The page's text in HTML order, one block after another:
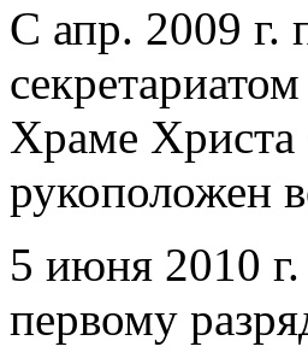
С апр. 2009 г.
Храме Христа
рукоположен
5 июня 2010
первому